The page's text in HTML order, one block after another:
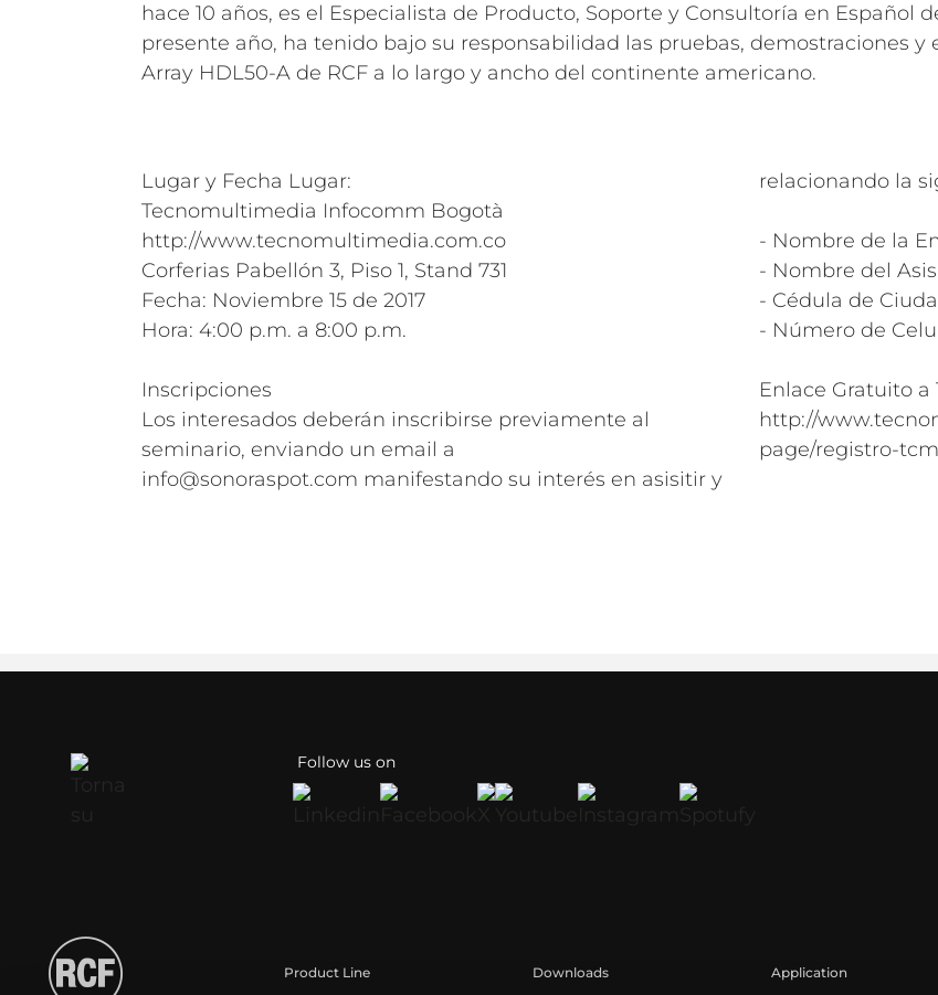
hace 10 años, es el Especialista de Producto, Soporte y Consultoría en Español
presente año, ha tenido bajo su responsabilidad las pruebas, demostraciones
Array HDL50-A de RCF a lo largo y ancho del continente americano.
Lugar y Fecha Lugar:
Tecnomultimedia Infocomm Bogotà
http://www.tecnomultimedia.com.co
Corferias Pabellón 3, Piso 1, Stand 731
Fecha: Noviembre 15 de 2017
Hora: 4:00 p.m. a 8:00 p.m.
Inscripciones
Los interesados deberán inscribirse previamente al
seminario, enviando un email a
info@sonoraspot.com manifestando su interés en asisitir y
relacionando la
- Nombre de la
- Nombre del
- Cédula de
- Número de
Enlace Gratuito
http://
page/registro-
Follow us on
Product Line Downloads Application